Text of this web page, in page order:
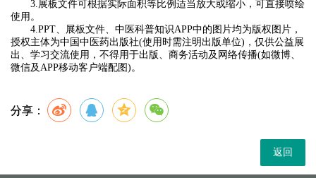
3.展板文件可根据实际面积等比例适当放大或缩小，可直接喷绘
使用。
4.PPT、展板文件、中医科普知识APP中的图片均为版权图片，
授权主体为中国中医药出版社(使用时需注明出版单位)，仅供公益展
出、学习交流使用，不得用于出版、商务活动及网络传播(如微博、
微信及APP移动客户端配图)。
分享：
返回